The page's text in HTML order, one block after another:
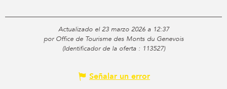
Actualizado el 23 marzo 2026 a 12:37
por Office de Tourisme des Monts du Genevois
(Identificador de la oferta : 113527)
Señalar un error